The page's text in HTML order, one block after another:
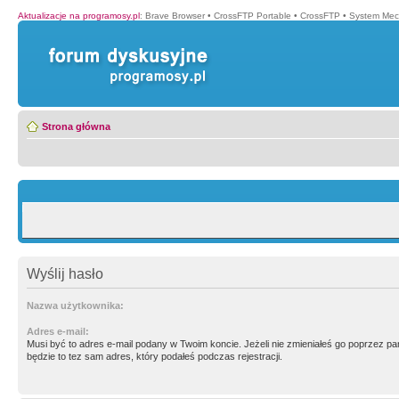
Aktualizacje na programosy.pl: Brave Browser • CrossFTP Portable • CrossFTP • System
Strona główna
Wyślij hasło
Nazwa użytkownika:
Adres e-mail:
Musi być to adres e-mail podany w Twoim koncie. Jeżeli nie zmieniałeś go poprzez
będzie to tez sam adres, który podałeś podczas rejestracji.